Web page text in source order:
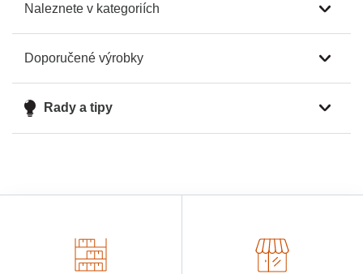
Naleznete v kategoriích
Doporučené výrobky
Rady a tipy